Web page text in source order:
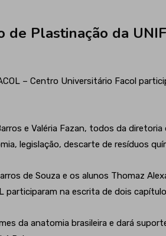
Plastinação da
– Centro Universitário Facol
e Valéria Fazan, todos da diretoria
legislação, descarte de resíduos
de Souza e os alunos Thomaz
participaram na escrita de dois
da anatomia brasileira e dará